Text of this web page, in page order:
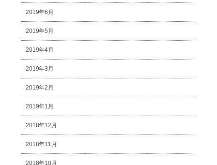
2019年6月
2019年5月
2019年4月
2019年3月
2019年2月
2019年1月
2018年12月
2018年11月
2018年10月